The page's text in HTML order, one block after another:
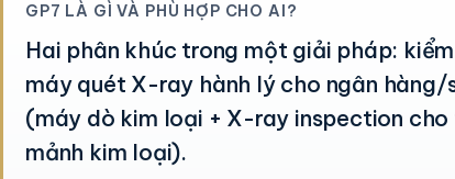
GP7 LÀ GÌ VÀ PHÙ HỢP CHO AI?
Hai phân khúc trong một giải pháp:
máy quét X-ray hành lý cho ngân
(máy dò kim loại + X-ray inspection
mảnh kim loại).